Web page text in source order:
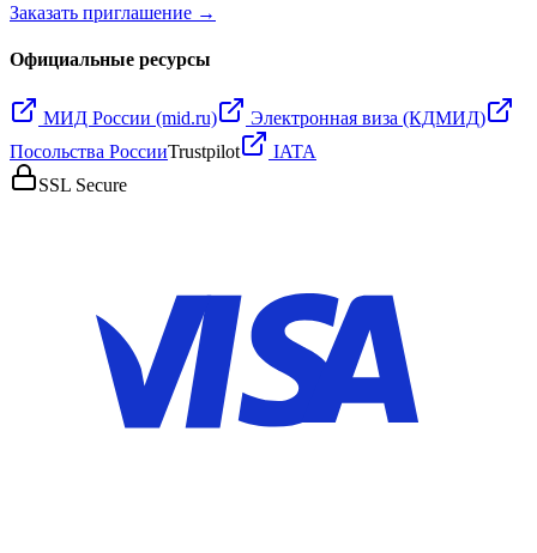
Заказать приглашение →
Официальные ресурсы
МИД России (mid.ru)
Электронная виза (КДМИД)
Посольства РоссииTrustpilot
IATA
SSL Secure